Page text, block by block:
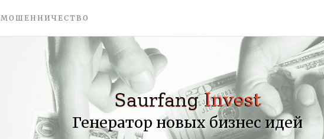
МОШЕННИЧЕСТВО
Генератор новых бизнес идей